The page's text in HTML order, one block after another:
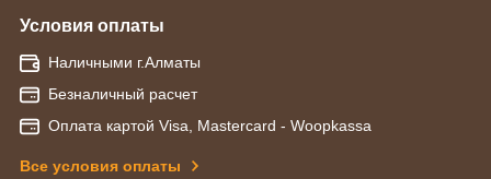
Условия оплаты
Наличными г.Алматы
Безналичный расчет
Оплата картой Visa, Mastercard - Woopkassa
Все условия оплаты